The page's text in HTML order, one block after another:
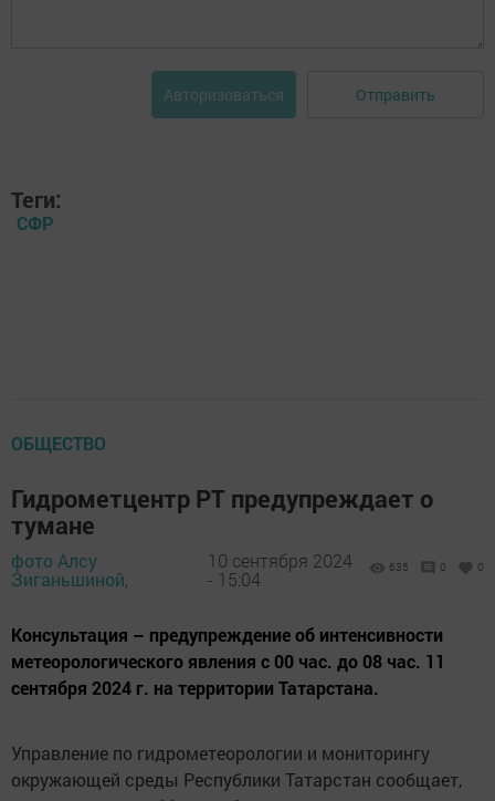
Авторизоваться Отправить
Теги:
СФР
ОБЩЕСТВО
Гидрометцентр РТ предупреждает о
тумане
фото Алсу
Зиганьшиной,
10 сентября 2024
- 15:04
635 0 0
Консультация – предупреждение об интенсивности
метеорологического явления с 00 час. до 08 час. 11
сентября 2024 г. на территории Татарстана.
Управление по гидрометеорологии и мониторингу
окружающей среды Республики Татарстан сообщает,